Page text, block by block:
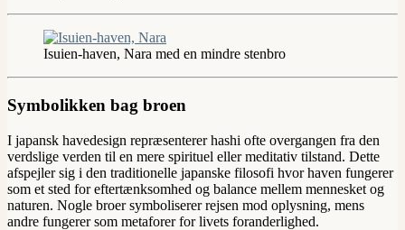
Isuien-haven, Nara med en mindre stenbro
Symbolikken bag broen
I japansk havedesign repræsenterer hashi ofte overgangen fra den
verdslige verden til en mere spirituel eller meditativ tilstand. Dette
afspejler sig i den traditionelle japanske filosofi hvor haven fungerer
som et sted for eftertænksomhed og balance mellem mennesket og
naturen. Nogle broer symboliserer rejsen mod oplysning, mens
andre fungerer som metaforer for livets foranderlighed.